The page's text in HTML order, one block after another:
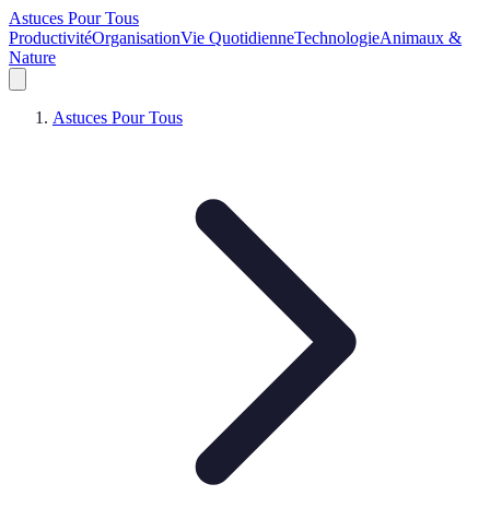
Astuces Pour Tous
ProductivitéOrganisationVie QuotidienneTechnologieAnimaux &
Nature
Astuces Pour Tous